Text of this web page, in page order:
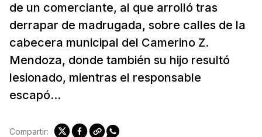
de un comerciante, al que arrolló tras
derrapar de madrugada, sobre calles de la
cabecera municipal del Camerino Z.
Mendoza, donde también su hijo resultó
lesionado, mientras el responsable
escapó...
Compartir: